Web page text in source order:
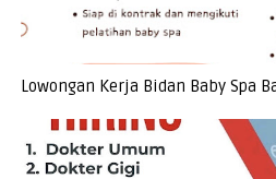
Lowongan Kerja Bidan Baby Spa